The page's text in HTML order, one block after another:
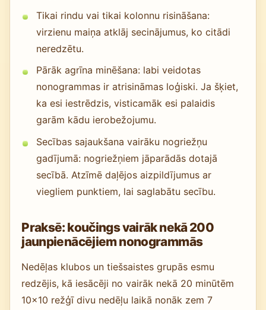
Tikai rindu vai tikai kolonnu risināšana:
virzienu maiņa atklāj secinājumus, ko citādi
neredzētu.
Pārāk agrīna minēšana: labi veidotas
nonogrammas ir atrisināmas loģiski. Ja šķiet,
ka esi iestrēdzis, visticamāk esi palaidis
garām kādu ierobežojumu.
Secības sajaukšana vairāku nogriežņu
gadījumā: nogriežņiem jāparādās dotajā
secībā. Atzīmē daļējos aizpildījumus ar
viegliem punktiem, lai saglabātu secību.
Praksē: koučings vairāk nekā 200
jaunpienācējiem nonogrammās
Nedēļas klubos un tiešsaistes grupās esmu
redzējis, kā iesācēji no vairāk nekā 20 minūtēm
10×10 režģī divu nedēļu laikā nonāk zem 7